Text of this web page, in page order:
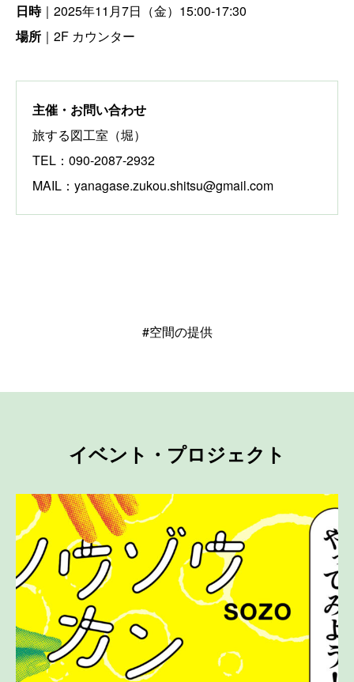
日時｜2025年11月7日（金）15:00-17:30
場所 ｜2F カウンター
主催・お問い合わせ
旅する図工室（堀）
TEL：090-2087-2932
MAIL：yanagase.zukou.shitsu@gmail.com
#空間の提供
イベント・プロジェクト